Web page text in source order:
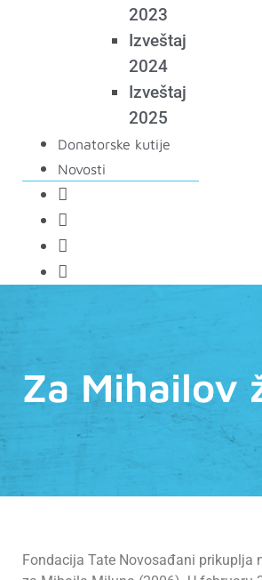
2023
Izveštaj
2024
Izveštaj
2025
Donatorske kutije
Novosti
Za Mihailov
Fondacija Tate Novosađani prikuplja